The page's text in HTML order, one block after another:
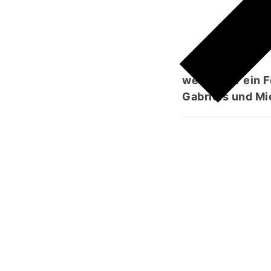
wer immer ein
Gabriels und